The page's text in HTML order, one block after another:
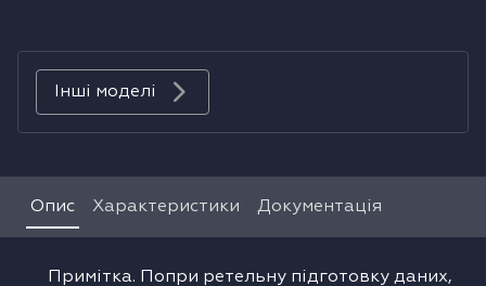
Аксесуари до великої побутової техніки
Поверхні з вбудованою витяжкою
Сушильні машини
Інші моделі
Опис Характеристики Документація
Примітка. Попри ретельну підготовку даних,